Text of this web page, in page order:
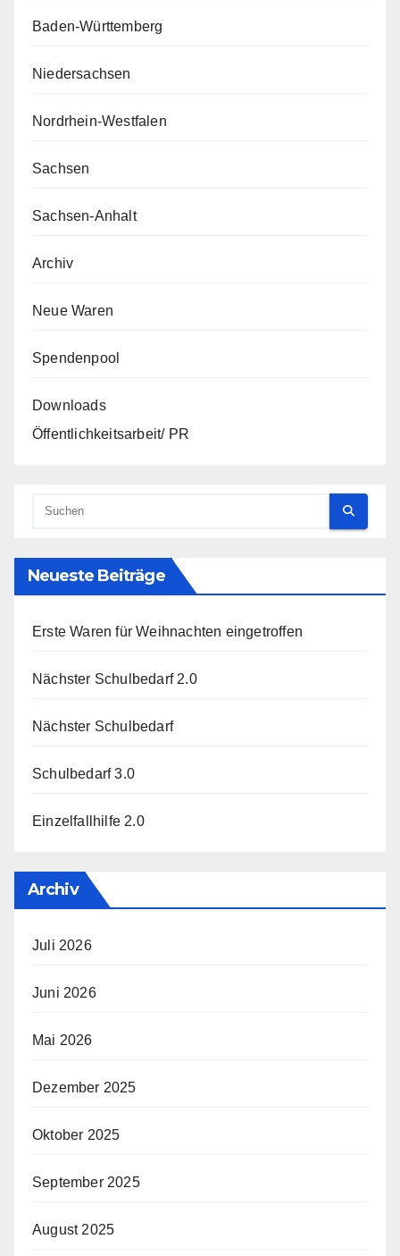
Baden-Württemberg
Niedersachsen
Nordrhein-Westfalen
Sachsen
Sachsen-Anhalt
Archiv
Neue Waren
Spendenpool
Downloads
Öffentlichkeitsarbeit/ PR
Neueste Beiträge
Erste Waren für Weihnachten eingetroffen
Nächster Schulbedarf 2.0
Nächster Schulbedarf
Schulbedarf 3.0
Einzelfallhilfe 2.0
Archiv
Juli 2026
Juni 2026
Mai 2026
Dezember 2025
Oktober 2025
September 2025
August 2025